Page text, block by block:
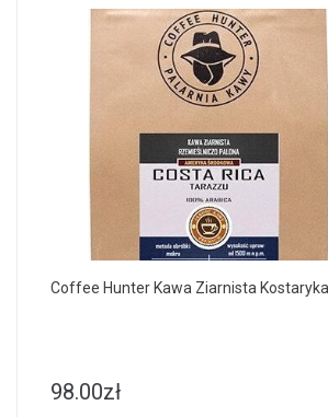
Coffee Hunter Kawa Ziarnista
98.00zł